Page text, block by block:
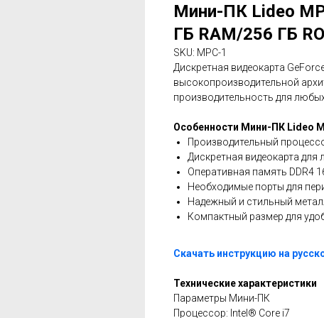
Мини-ПК Lideo
ГБ RAM/256 ГБ
SKU: MPC-1
Дискретная видеокарта
высокопроизводительной
производительность для
Особенности Мини-ПК Lideo
Производительный
Дискретная видеокарта для
Оперативная память DDR4
Необходимые порты для
Надежный и стильный
Компактный размер для
Скачать инструкцию на
Технические характеристики
Параметры Мини-ПК
Процессор: Intel® Core i7